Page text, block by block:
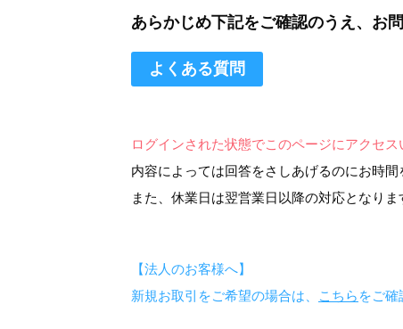
あらかじめ下記をご確認のうえ、お
よくある質問
ログインされた状態でこのページにアクセ
内容によっては回答をさしあげるのにお時間
また、休業日は翌営業日以降の対応となりま
【法人のお客様へ】
新規お取引をご希望の場合は、
こちら をご確